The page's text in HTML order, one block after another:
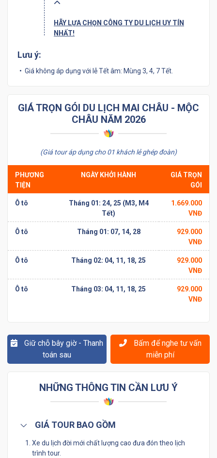
HÃY LỰA CHỌN CÔNG TY DU LỊCH UY TÍN
NHẤT!
Lưu ý:
Giá không áp dụng với lễ Tết âm: Mùng 3, 4, 7 Tết.
GIÁ TRỌN GÓI DU LỊCH MAI CHÂU - MỘC
CHÂU NĂM 2026
(Giá tour áp dụng cho 01 khách lẻ ghép đoàn)
PHƯƠNG
TIỆN
NGÀY KHỞI HÀNH
GIÁ TRỌN
GÓI
Ô tô
Tháng 01: 24, 25 (M3, M4
Tết)
1.669.000
VNĐ
Ô tô Tháng 01: 07, 14, 28
929.000
VNĐ
Ô tô Tháng 02: 04, 11, 18, 25
929.000
VNĐ
Ô tô Tháng 03: 04, 11, 18, 25
929.000
VNĐ
Giữ chỗ bây giờ - Thanh
toán sau
Bấm để nghe tư vấn
miễn phí
NHỮNG THÔNG TIN CẦN LƯU Ý
GIÁ TOUR BAO GỒM
Xe du lịch đời mới chất lượng cao đưa đón theo lịch
trình tour.